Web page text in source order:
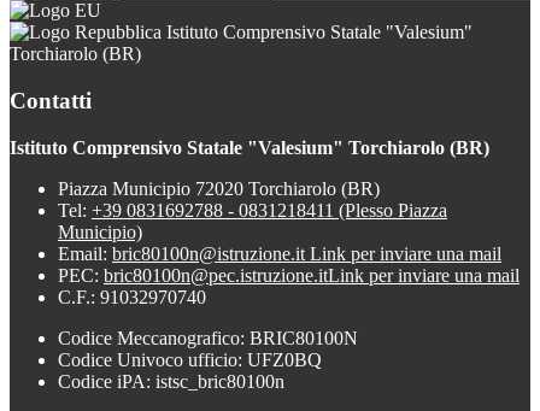
Istituto Comprensivo Statale "Valesium"
Torchiarolo (BR)
Contatti
Istituto Comprensivo Statale "Valesium" Torchiarolo (BR)
Piazza Municipio 72020 Torchiarolo (BR)
Tel: +39 0831692788 - 0831218411 (Plesso Piazza
Municipio)
Email: bric80100n@istruzione.it Link per inviare una mail
PEC: bric80100n@pec.istruzione.itLink per inviare una mail
C.F.: 91032970740
Codice Meccanografico: BRIC80100N
Codice Univoco ufficio: UFZ0BQ
Codice iPA: istsc_bric80100n